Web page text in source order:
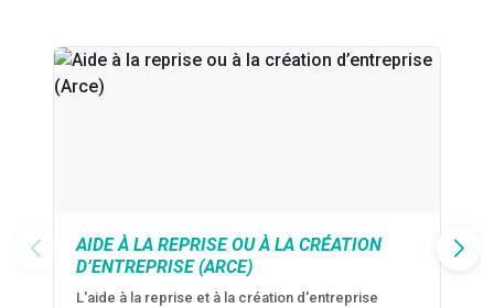
AIDE À LA REPRISE OU À LA CRÉATION
D’ENTREPRISE (ARCE)
L'aide à la reprise et à la création d'entreprise